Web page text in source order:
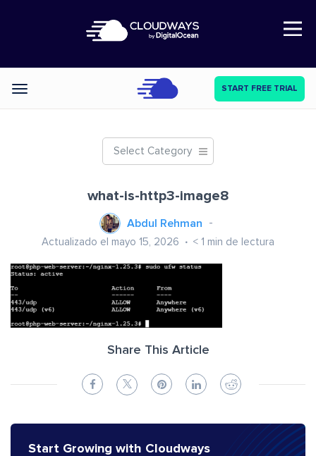
Open Nav
Categories START FREE TRIAL
Select Category
what-is-http3-image8
Abdul Rehman
Actualizado el mayo 15, 2026 < 1 min de lectura
Share This Article
Start Growing with Cloudways